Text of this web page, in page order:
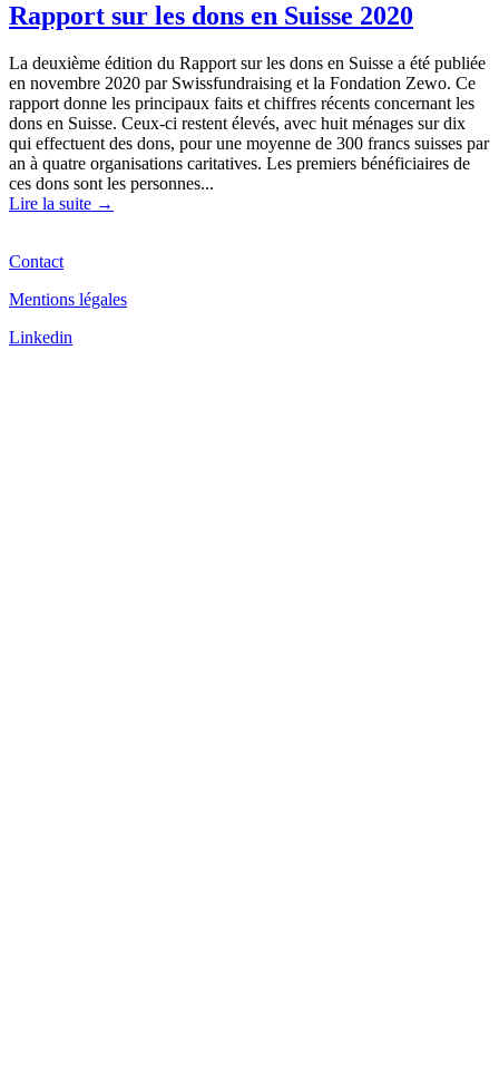
Rapport sur les dons en Suisse 2020
La deuxième édition du Rapport sur les dons en Suisse a été publiée
en novembre 2020 par Swissfundraising et la Fondation Zewo. Ce
rapport donne les principaux faits et chiffres récents concernant les
dons en Suisse. Ceux-ci restent élevés, avec huit ménages sur dix
qui effectuent des dons, pour une moyenne de 300 francs suisses par
an à quatre organisations caritatives. Les premiers bénéficiaires de
ces dons sont les personnes...
Lire la suite →
Contact
Mentions légales
Linkedin